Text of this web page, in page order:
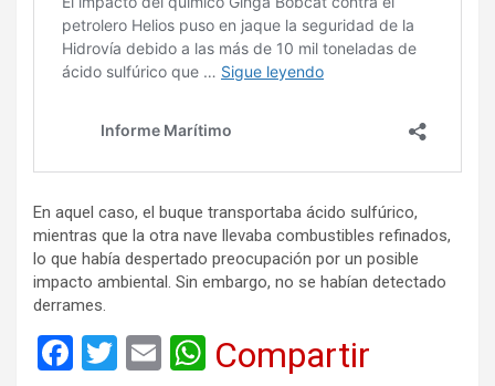
En aquel caso, el buque transportaba ácido sulfúrico,
mientras que la otra nave llevaba combustibles refinados,
lo que había despertado preocupación por un posible
impacto ambiental. Sin embargo, no se habían detectado
derrames.
F
T
E
W
Compartir